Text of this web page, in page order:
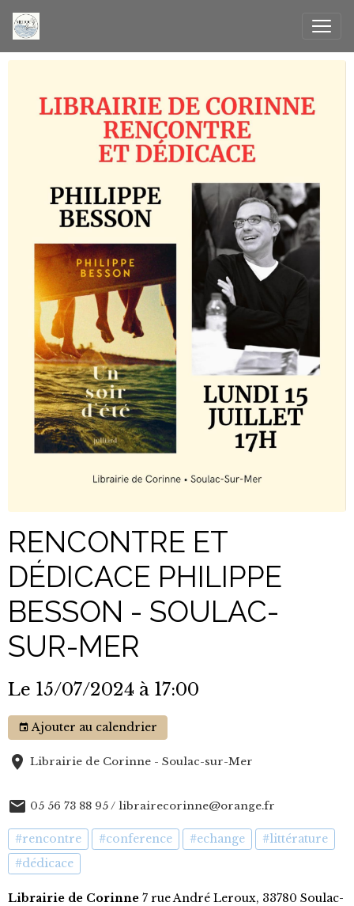
RENCONTRE ET
DÉDICACE PHILIPPE
BESSON - SOULAC-
SUR-MER
Le 15/07/2024 à 17:00
Ajouter au calendrier
Librairie de Corinne - Soulac-sur-Mer
05 56 73 88 95 / librairecorinne@orange.fr
#rencontre #conference #echange
#littérature
#dédicace
Librairie de Corinne 7 rue André Leroux, 33780 Soulac-